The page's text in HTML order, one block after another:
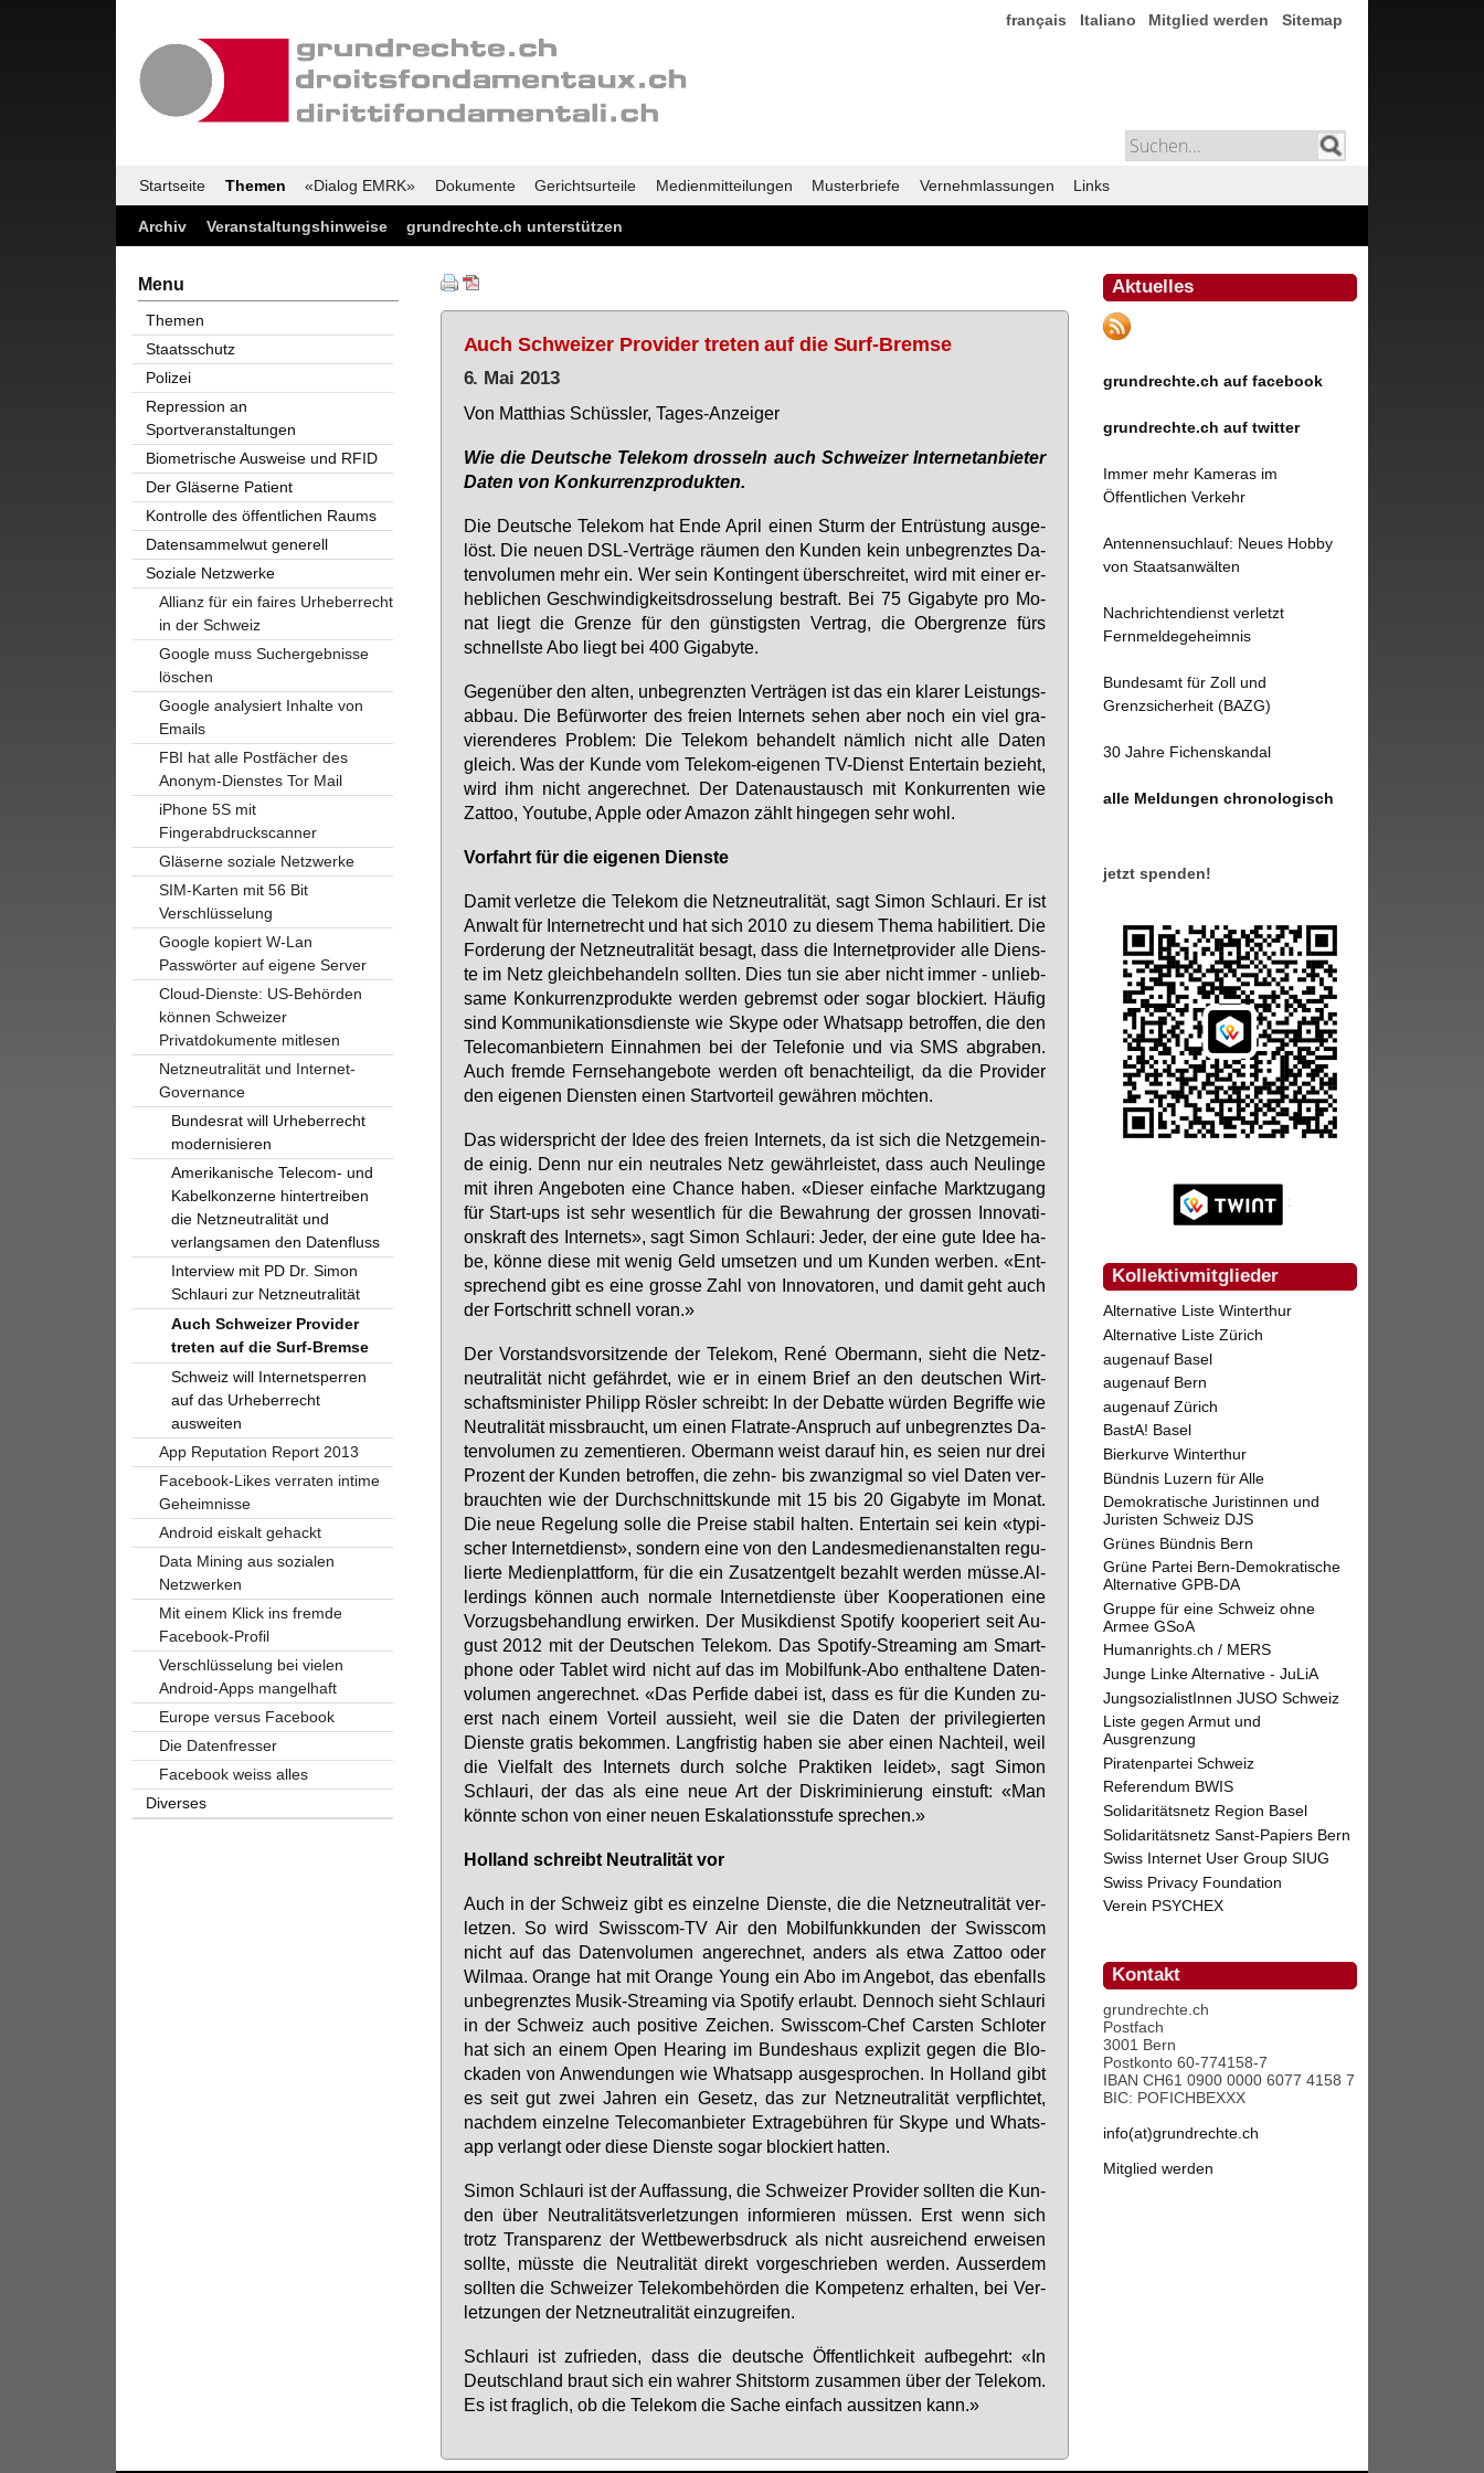
français Italiano Mitglied werden Sitemap
Startseite Themen «Dialog EMRK» Dokumente Gerichtsurteile Medienmitteilungen Musterbriefe Vernehmlassungen Links
Archiv Veranstaltungshinweise grundrechte.ch unterstützen
Auch Schweizer Provider treten auf die Surf-Bremse
6. Mai 2013
Von Mat­thi­as Schüs­s­ler, Ta­ges-An­zei­ger
Wie die Deut­sche Te­le­kom dros­seln auch Schwei­zer In­ter­net­an­bie­ter
Da­ten von Kon­kur­renz­pro­duk­ten.
Die Deut­sche Te­le­kom hat En­de April ei­nen Sturm der Ent­rüs­tung aus­ge­
löst. Die neu­en DSL-Ver­trä­ge räu­men den Kun­den kein un­be­grenz­tes Da­
ten­vo­lu­men mehr ein. Wer sein Kon­tin­gent über­schrei­tet, wird mit ei­ner er­
heb­li­chen Ge­schwin­dig­keits­dros­se­lung be­straft. Bei 75 Gi­ga­byte pro Mo­
nat liegt die Gren­ze für den güns­tigs­ten Ver­trag, die Ober­gren­ze fürs
schnells­te Abo liegt bei 400 Gi­ga­byte.
Ge­gen­über den al­ten, un­be­grenz­ten Ver­trä­gen ist das ein kla­rer Leis­tungs­
ab­bau. Die Be­für­wor­ter des frei­en In­ter­nets se­hen aber noch ein viel gra­
vie­ren­de­res Pro­blem: Die Te­le­kom be­han­delt näm­lich nicht al­le Da­ten
gleich. Was der Kun­de vom Te­le­kom-ei­ge­nen TV-Dienst En­ter­tain be­zieht,
wird ihm nicht an­ge­rech­net. Der Da­ten­aus­tausch mit Kon­kur­ren­ten wie
Zat­too, Youtube, App­le oder Ama­zon zählt hin­ge­gen sehr wohl.
Vor­fahrt für die ei­ge­nen Diens­te
Da­mit ver­let­ze die Te­le­kom die Netz­neu­tra­li­tät, sagt Si­mon Schlau­ri. Er ist
An­walt für In­ter­net­recht und hat sich 2010 zu die­sem The­ma ha­bi­li­tiert. Die
For­de­rung der Netz­neu­tra­li­tät be­sagt, dass die In­ter­net­pro­vi­der al­le Diens­
te im Netz gleich­be­han­deln soll­ten. Dies tun sie aber nicht im­mer - un­lieb­
sa­me Kon­kur­renz­pro­duk­te wer­den ge­bremst oder so­gar blo­ckiert. Häu­fig
sind Kom­mu­ni­ka­ti­ons­diens­te wie Sky­pe oder Whats­app be­trof­fen, die den
Tel­e­com­an­bie­tern Ein­nah­men bei der Te­le­fo­nie und via SMS ab­gra­ben.
Auch frem­de Fern­seh­an­ge­bo­te wer­den oft be­nach­tei­ligt, da die Pro­vi­der
den ei­ge­nen Diens­ten ei­nen Start­vor­teil ge­wäh­ren möch­ten.
Das wi­der­spricht der Idee des frei­en In­ter­nets, da ist sich die Netz­ge­mein­
de ei­nig. Denn nur ein neu­tra­les Netz ge­währ­leis­tet, dass auch Neu­lin­ge
mit ih­ren An­ge­bo­ten ei­ne Chan­ce ha­ben. «Die­ser ein­fa­che Markt­zu­gang
für Start-ups ist sehr we­sent­lich für die Be­wah­rung der gros­sen In­no­va­ti­
ons­kraft des In­ter­nets», sagt Si­mon Schlau­ri: Je­der, der ei­ne gu­te Idee ha­
be, kön­ne die­se mit we­nig Geld um­set­zen und um Kun­den wer­ben. «Ent­
spre­chend gibt es ei­ne gros­se Zahl von In­no­va­to­ren, und da­mit geht auch
der Fort­schritt schnell vor­an.»
Der Vor­stands­vor­sit­zen­de der Te­le­kom, René Ober­mann, sieht die Netz­
neu­tra­li­tät nicht ge­fähr­det, wie er in ei­nem Brief an den deut­schen Wirt­
schafts­mi­nis­ter Phil­ipp Rös­ler schreibt: In der De­bat­te wür­den Be­grif­fe wie
Neu­tra­li­tät miss­braucht, um ei­nen Flat­rate-An­spruch auf un­be­grenz­tes Da­
ten­vo­lu­men zu ze­men­tie­ren. Ober­mann weist dar­auf hin, es sei­en nur drei
Pro­zent der Kun­den be­trof­fen, die zehn- bis zwan­zig­mal so viel Da­ten ver­
brauch­ten wie der Durch­schnitts­kun­de mit 15 bis 20 Gi­ga­byte im Mo­nat.
Die neue Re­ge­lung sol­le die Prei­se sta­bil hal­ten. En­ter­tain sei kein «ty­pi­
scher In­ter­net­dienst», son­dern ei­ne von den Lan­des­me­di­en­an­stal­ten re­gu­
lier­te Me­di­en­platt­form, für die ein Zu­satz­ent­gelt be­zahlt wer­den müs­se.Al­
ler­dings kön­nen auch nor­ma­le In­ter­net­diens­te über Ko­ope­ra­tio­nen ei­ne
Vor­zugs­be­hand­lung er­wir­ken. Der Mu­sik­dienst Spo­ti­fy ko­ope­riert seit Au­
gust 2012 mit der Deut­schen Te­le­kom. Das Spo­ti­fy-Strea­m­ing am Smart­
pho­ne oder Ta­blet wird nicht auf das im Mo­bil­funk-Abo ent­hal­te­ne Da­ten­
vo­lu­men an­ge­rech­net. «Das Per­fi­de da­bei ist, dass es für die Kun­den zu­
erst nach ei­nem Vor­teil aus­sieht, weil sie die Da­ten der pri­vi­le­gier­ten
Diens­te gra­tis be­kom­men. Lang­fris­tig ha­ben sie aber ei­nen Nach­teil, weil
die Viel­falt des In­ter­nets durch sol­che Prak­ti­ken lei­det», sagt Si­mon
Schlau­ri, der das als ei­ne neue Art der Dis­kri­mi­nie­rung ein­stuft: «Man
könn­te schon von ei­ner neu­en Es­ka­la­ti­ons­stu­fe spre­chen.»
Hol­land schreibt Neu­tra­li­tät vor
Auch in der Schweiz gibt es ein­zel­ne Diens­te, die die Netz­neu­tra­li­tät ver­
let­zen. So wird Swiss­com-TV Air den Mo­bil­funk­kun­den der Swiss­com
nicht auf das Da­ten­vo­lu­men an­ge­rech­net, an­ders als et­wa Zat­too oder
Wil­maa. Oran­ge hat mit Oran­ge Young ein Abo im An­ge­bot, das eben­falls
un­be­grenz­tes Mu­sik-Strea­m­ing via Spo­ti­fy er­laubt. Den­noch sieht Schlau­ri
in der Schweiz auch po­si­ti­ve Zei­chen. Swiss­com-Chef Cars­ten Schlo­ter
hat sich an ei­nem Open Hea­ring im Bun­des­haus ex­pli­zit ge­gen die Blo­
cka­den von An­wen­dun­gen wie Whats­app aus­ge­spro­chen. In Hol­land gibt
es seit gut zwei Jah­ren ein Ge­setz, das zur Netz­neu­tra­li­tät ver­pflich­tet,
nach­dem ein­zel­ne Tel­e­com­an­bie­ter Ex­tra­ge­büh­ren für Sky­pe und Whats­
app ver­langt oder die­se Diens­te so­gar blo­ckiert hat­ten.
Si­mon Schlau­ri ist der Auf­fas­sung, die Schwei­zer Pro­vi­der soll­ten die Kun­
den über Neu­tra­li­täts­ver­let­zun­gen in­for­mie­ren müs­sen. Erst wenn sich
trotz Trans­pa­renz der Wett­be­werbs­druck als nicht aus­rei­chend er­wei­sen
soll­te, müss­te die Neu­tra­li­tät di­rekt vor­ge­schrie­ben wer­den. Aus­ser­dem
soll­ten die Schwei­zer Te­le­kom­be­hör­den die Kom­pe­tenz er­hal­ten, bei Ver­
let­zun­gen der Netz­neu­tra­li­tät ein­zu­grei­fen.
Schlau­ri ist zu­frie­den, dass die deut­sche Öf­fent­lich­keit auf­be­gehrt: «In
Deutsch­land braut sich ein wah­rer Shits­torm zu­sam­men über der Te­le­kom.
Es ist frag­lich, ob die Te­le­kom die Sa­che ein­fach aus­sit­zen kann.»
Aktuelles
grundrechte.ch auf facebook
grundrechte.ch auf twitter
Immer mehr Kameras im
Öffentlichen Verkehr
Antennensuchlauf: Neues Hobby
von Staatsanwälten
Nachrichtendienst verletzt
Fernmeldegeheimnis
Bundesamt für Zoll und
Grenzsicherheit (BAZG)
30 Jahre Fichenskandal
alle Meldungen chronologisch
jetzt spenden!
Kollektivmitglieder
Alternative Liste Winterthur
Alternative Liste Zürich
augenauf Basel
augenauf Bern
augenauf Zürich
BastA! Basel
Bierkurve Winterthur
Bündnis Luzern für Alle
Demokratische Juristinnen und
Juristen Schweiz DJS
Grünes Bündnis Bern
Grüne Partei Bern-Demokratische
Alternative GPB-DA
Gruppe für eine Schweiz ohne
Armee GSoA
Humanrights.ch / MERS
Junge Linke Alternative - JuLiA
JungsozialistInnen JUSO Schweiz
Liste gegen Armut und
Ausgrenzung
Piratenpartei Schweiz
Referendum BWIS
Solidaritätsnetz Region Basel
Solidaritätsnetz Sanst-Papiers Bern
Swiss Internet User Group SIUG
Swiss Privacy Foundation
Verein PSYCHEX
Kontakt
grundrechte.ch
Postfach
3001 Bern
Postkonto 60-774158-7
IBAN CH61 0900 0000 6077 4158 7
BIC: POFICHBEXXX
info(at)grundrechte.ch
Mitglied werden
Menu
Themen
Staatsschutz
Polizei
Repression an
Sportveranstaltungen
Biometrische Ausweise und RFID
Der Gläserne Patient
Kontrolle des öffentlichen Raums
Datensammelwut generell
Soziale Netzwerke
Allianz für ein faires Urheberrecht
in der Schweiz
Google muss Suchergebnisse
löschen
Google analysiert Inhalte von
Emails
FBI hat alle Postfächer des
Anonym-Dienstes Tor Mail
iPhone 5S mit
Fingerabdruckscanner
Gläserne soziale Netzwerke
SIM-Karten mit 56 Bit
Verschlüsselung
Google kopiert W-Lan
Passwörter auf eigene Server
Cloud-Dienste: US-Behörden
können Schweizer
Privatdokumente mitlesen
Netzneutralität und Internet-
Governance
Bundesrat will Urheberrecht
modernisieren
Amerikanische Telecom- und
Kabelkonzerne hintertreiben
die Netzneutralität und
verlangsamen den Datenfluss
Interview mit PD Dr. Simon
Schlauri zur Netzneutralität
Auch Schweizer Provider
treten auf die Surf-Bremse
Schweiz will Internetsperren
auf das Urheberrecht
ausweiten
App Reputation Report 2013
Facebook-Likes verraten intime
Geheimnisse
Android eiskalt gehackt
Data Mining aus sozialen
Netzwerken
Mit einem Klick ins fremde
Facebook-Profil
Verschlüsselung bei vielen
Android-Apps mangelhaft
Europe versus Facebook
Die Datenfresser
Facebook weiss alles
Diverses